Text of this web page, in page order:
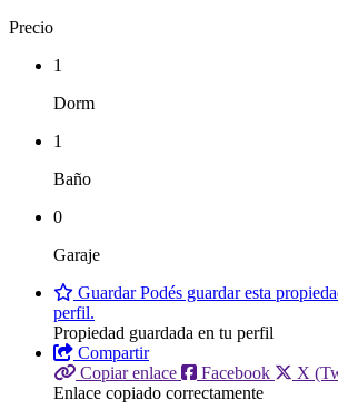
Precio
1
Dorm
1
Baño
0
Garaje
GuardarPodés guardar esta
perfil.
Propiedad guardada en tu perfil
Compartir
Copiar enlace
Facebook X
Enlace copiado correctamente